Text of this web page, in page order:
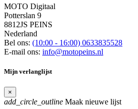
MOTO Digitaal
Potterslan 9
8812JS PEINS
Nederland
Bel ons: (10:00 - 16:00) 0633835528
E-mail ons: info@motopeins.nl
Mijn verlanglijst
×
add_circle_outline Maak nieuwe lijst